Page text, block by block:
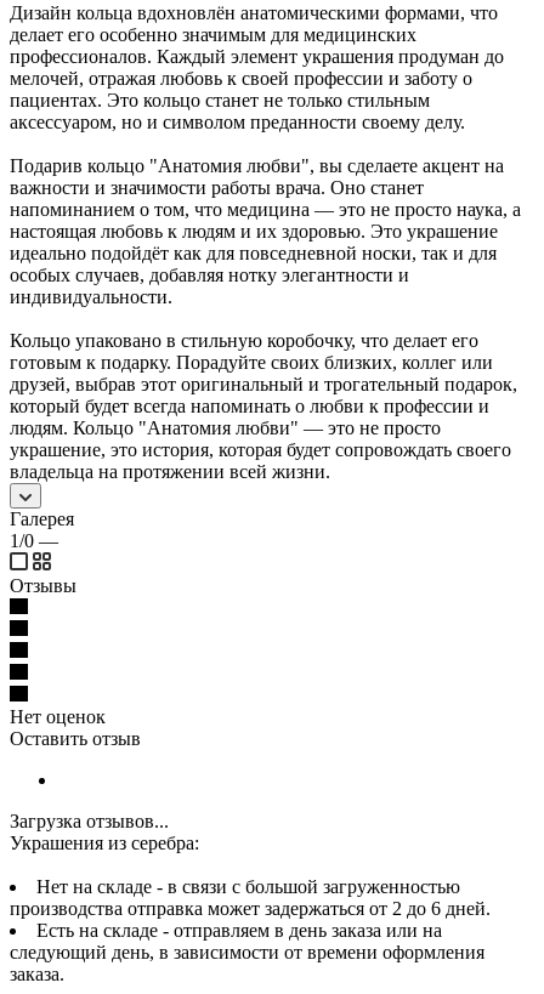
Дизайн кольца вдохновлён анатомическими формами, что
делает его особенно значимым для медицинских
профессионалов. Каждый элемент украшения продуман до
мелочей, отражая любовь к своей профессии и заботу о
пациентах. Это кольцо станет не только стильным
аксессуаром, но и символом преданности своему делу.
Подарив кольцо "Анатомия любви", вы сделаете акцент на
важности и значимости работы врача. Оно станет
напоминанием о том, что медицина — это не просто наука, а
настоящая любовь к людям и их здоровью. Это украшение
идеально подойдёт как для повседневной носки, так и для
особых случаев, добавляя нотку элегантности и
индивидуальности.
Кольцо упаковано в стильную коробочку, что делает его
готовым к подарку. Порадуйте своих близких, коллег или
друзей, выбрав этот оригинальный и трогательный подарок,
который будет всегда напоминать о любви к профессии и
людям. Кольцо "Анатомия любви" — это не просто
украшение, это история, которая будет сопровождать своего
владельца на протяжении всей жизни.
Галерея
1/0 —
Отзывы
Нет оценок
Оставить отзыв
Загрузка отзывов...
Украшения из серебра:
Нет на складе - в связи с большой загруженностью
производства отправка может задержаться от 2 до 6 дней.
Есть на складе - отправляем в день заказа или на
следующий день, в зависимости от времени оформления
заказа.